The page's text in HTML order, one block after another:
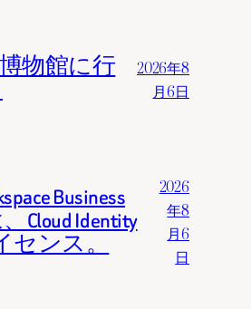
物館に行
2026年8
月6日
Business
Cloud Identity
センス。
2026
年8
月6
日